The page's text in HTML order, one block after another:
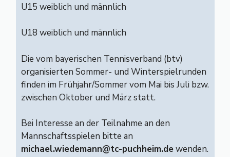
U15 weiblich und männlich
U18 weiblich und männlich
Die vom bayerischen Tennisverband (btv)
organisierten Sommer- und Winterspielrunden
finden im Frühjahr/Sommer vom Mai bis Juli bzw.
zwischen Oktober und März statt.
Bei Interesse an der Teilnahme an den
Mannschaftsspielen bitte an
michael.wiedemann@tc-puchheim.dewenden.